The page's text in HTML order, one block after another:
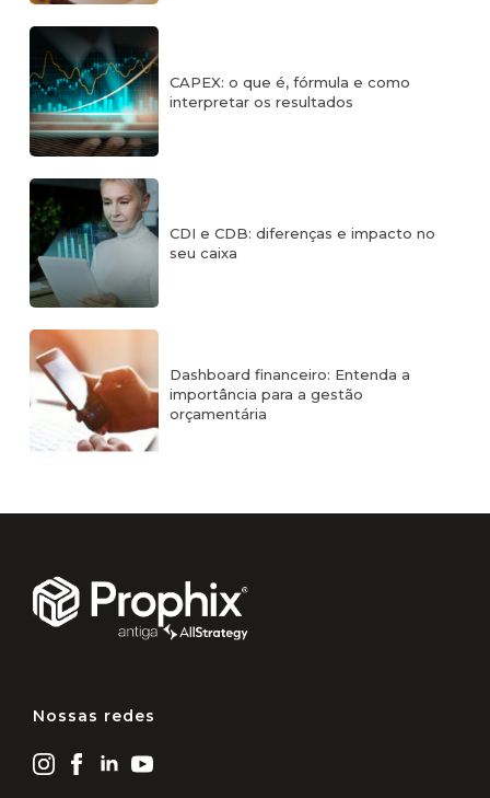
CAPEX: o que é, fórmula e como
interpretar os resultados
CDI e CDB: diferenças e impacto no
seu caixa
Dashboard financeiro: Entenda a
importância para a gestão
orçamentária
Nossas redes